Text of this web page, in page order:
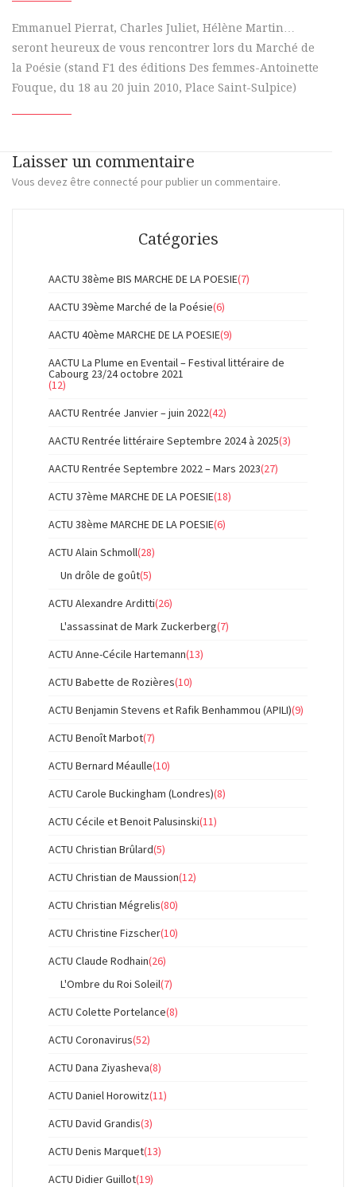
Emmanuel Pierrat, Charles Juliet, Hélène Martin…
seront heureux de vous rencontrer lors du Marché de
la Poésie (stand F1 des éditions Des femmes-Antoinette
Fouque, du 18 au 20 juin 2010, Place Saint-Sulpice)
Laisser un commentaire
Vous devez être connecté pour publier un commentaire.
Catégories
AACTU 38ème BIS MARCHE DE LA POESIE(7)
AACTU 39ème Marché de la Poésie(6)
AACTU 40ème MARCHE DE LA POESIE(9)
AACTU La Plume en Eventail – Festival littéraire de
Cabourg 23/24 octobre 2021
(12)
AACTU Rentrée Janvier – juin 2022(42)
AACTU Rentrée littéraire Septembre 2024 à 2025(3)
AACTU Rentrée Septembre 2022 – Mars 2023(27)
ACTU 37ème MARCHE DE LA POESIE(18)
ACTU 38ème MARCHE DE LA POESIE(6)
ACTU Alain Schmoll(28)
Un drôle de goût(5)
ACTU Alexandre Arditti(26)
L'assassinat de Mark Zuckerberg(7)
ACTU Anne-Cécile Hartemann(13)
ACTU Babette de Rozières(10)
ACTU Benjamin Stevens et Rafik Benhammou (APILI)(9)
ACTU Benoît Marbot(7)
ACTU Bernard Méaulle(10)
ACTU Carole Buckingham (Londres)(8)
ACTU Cécile et Benoit Palusinski(11)
ACTU Christian Brûlard(5)
ACTU Christian de Maussion(12)
ACTU Christian Mégrelis(80)
ACTU Christine Fizscher(10)
ACTU Claude Rodhain(26)
L'Ombre du Roi Soleil(7)
ACTU Colette Portelance(8)
ACTU Coronavirus(52)
ACTU Dana Ziyasheva(8)
ACTU Daniel Horowitz(11)
ACTU David Grandis(3)
ACTU Denis Marquet(13)
ACTU Didier Guillot(19)